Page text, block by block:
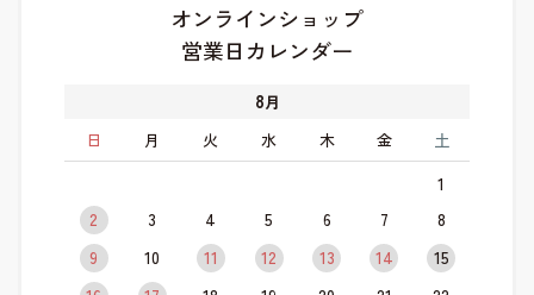
オンラインショップ
営業日カレンダー
8月
日
月 火 水 木 金 土
1
2
3 4 5 6 7
8
9
10 11 12 13 14
15